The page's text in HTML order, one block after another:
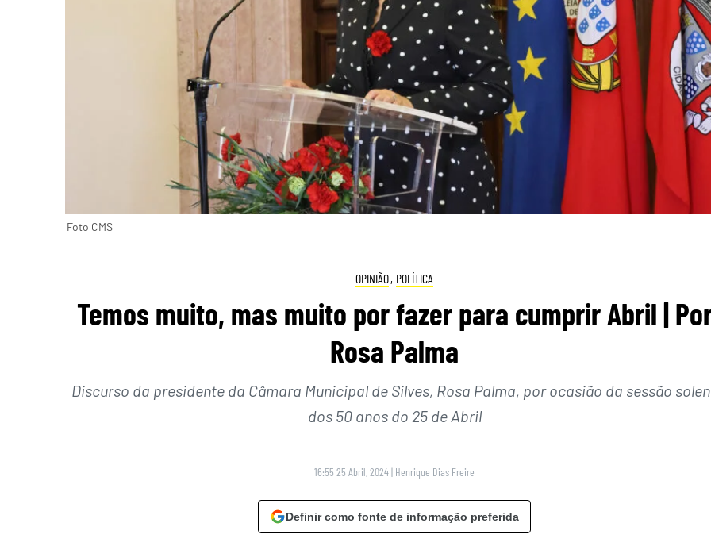
Foto CMS
OPINIÃO, POLÍTICA
Temos muito, mas muito por fazer para cumprir Abril |
Rosa Palma
Discurso da presidente da Câmara Municipal de Silves, Rosa Palma, por ocasião da sessão
dos 50 anos do 25 de Abril
16:55 25 Abril, 2024| Henrique Dias Freire
Definir como fonte de informação preferida